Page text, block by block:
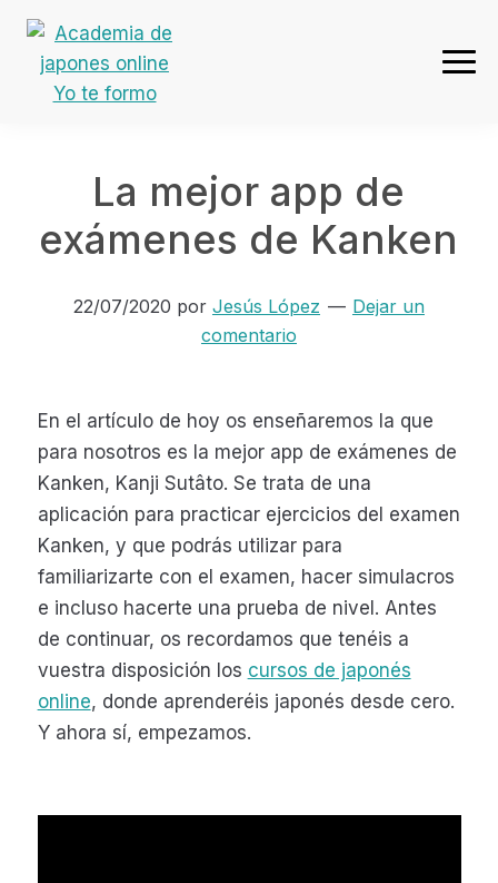
navegación
principal
contenido
principal
Academia
te
formo
La mejor app de
exámenes de Kanken
22/07/2020 por Jesús López
Dejar un
comentario
En el artículo de hoy os enseñaremos la que
para nosotros es la mejor app de exámenes de
Kanken, Kanji Sutâto. Se trata de una
aplicación para practicar ejercicios del examen
Kanken, y que podrás utilizar para
familiarizarte con el examen, hacer simulacros
e incluso hacerte una prueba de nivel. Antes
de continuar, os recordamos que tenéis a
vuestra disposición los cursos de japonés
online, donde aprenderéis japonés desde cero.
Y ahora sí, empezamos.